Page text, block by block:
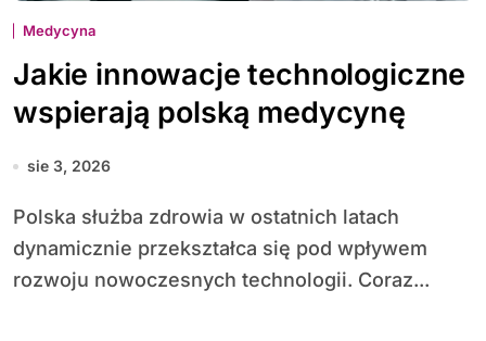
Medycyna
Jakie innowacje technologiczne
wspierają polską medycynę
sie 3, 2026
Polska służba zdrowia w ostatnich latach
dynamicznie przekształca się pod wpływem
rozwoju nowoczesnych technologii. Coraz...